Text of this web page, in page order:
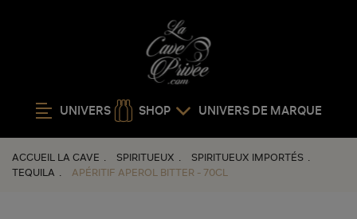
UNIVERS SHOP UNIVERS DE MARQUE
ACCUEIL LA CAVE SPIRITUEUX
SPIRITUEUX IMPORTÉS
TEQUILA
APÉRITIF APEROL BITTER - 70CL